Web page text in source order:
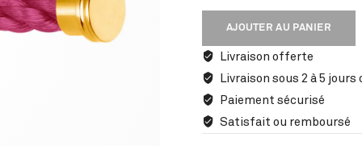
AJOUTER AU PANIER
Livraison offerte
Livraison sous 2 à 5 jours
Paiement sécurisé
Satisfait ou remboursé